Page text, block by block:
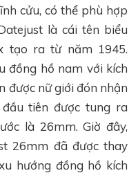
cửu, có thể phù hợp
là cái tên biểu
tạo ra từ năm 1945.
đồng hồ nam với kích
được nữ giới đón nhận
tiên được tung ra
là 26mm. Giờ đây,
26mm đã được thay
hướng đồng hồ kích